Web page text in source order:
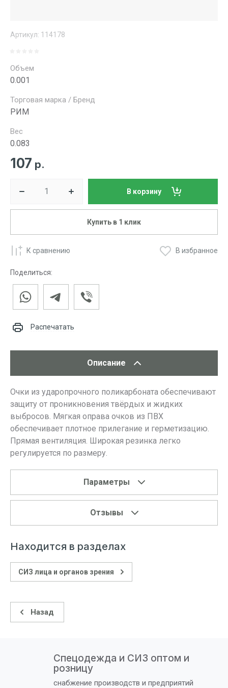
Артикул: 114178
Объем
0.001
Торговая марка / Бренд
РИМ
Вес
0.083
107 р.
В корзину
Купить в 1 клик
К сравнению В избранное
Поделиться:
Распечатать
Описание
Очки из ударопрочного поликарбоната обеспечивают
защиту от проникновения твёрдых и жидких
выбросов. Мягкая оправа очков из ПВХ
обеспечивает плотное прилегание и герметизацию.
Прямая вентиляция. Широкая резинка легко
регулируется по размеру.
Параметры
Отзывы
Находится в разделах
СИЗ лица и органов зрения
Назад
Спецодежда и СИЗ оптом и
розницу
снабжение производств и предприятий